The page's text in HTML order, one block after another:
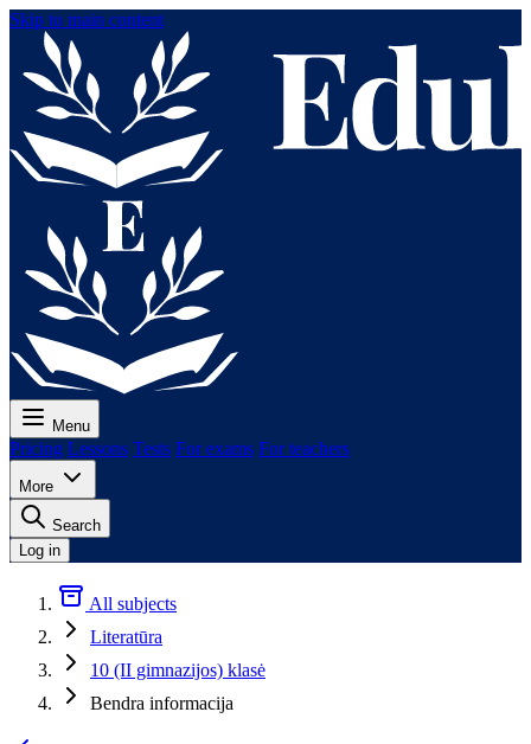
Skip to main content
Menu
Pricing Lessons Tests For exams For teachers
More
Search
Log in
All subjects
Literatūra
10 (II gimnazijos) klasė
Bendra informacija